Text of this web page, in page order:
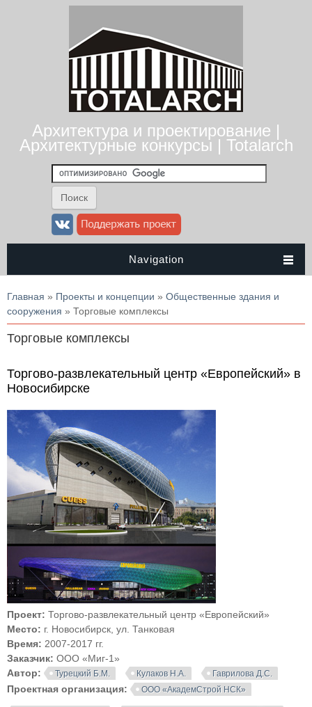
Архитектура и проектирование |
Архитектурные конкурсы | Totalarch
Navigation
Вы здесь
Главная » Проекты и концепции » Общественные здания и
сооружения » Торговые комплексы
Торговые комплексы
Торгово-развлекательный центр «Европейский» в
Новосибирске
Проект: Торгово-развлекательный центр «Европейский»
Место: г. Новосибирск, ул. Танковая
Время: 2007-2017 гг.
Заказчик: ООО «Миг-1»
Автор:
Турецкий Б.М. Кулаков Н.А. Гаврилова Д.С.
Проектная организация: ООО «АкадемСтрой НСК»